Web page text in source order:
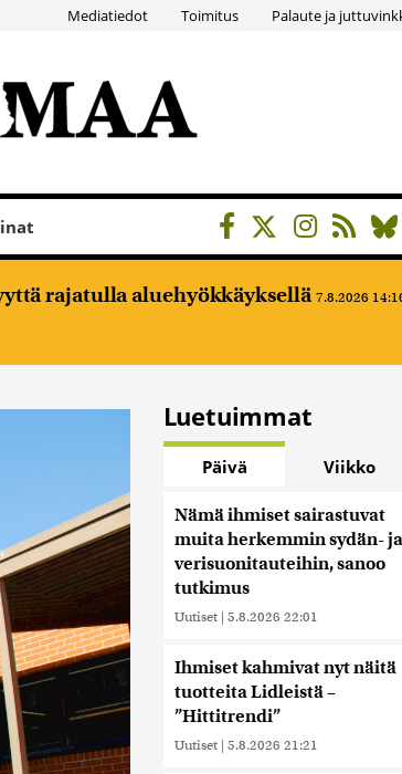
Mediatiedot Toimitus Palaute ja
rajatulla aluehyökkäyksellä 7.8.2026
Luetuimmat
Päivä Viikko
Nämä ihmiset sairastuvat
muita herkemmin sydän- ja
verisuonitauteihin, sanoo
tutkimus
Uutiset | 5.8.2026 22:01
Ihmiset kahmivat nyt näitä
tuotteita Lidleistä –
”Hittitrendi”
Uutiset | 5.8.2026 21:21